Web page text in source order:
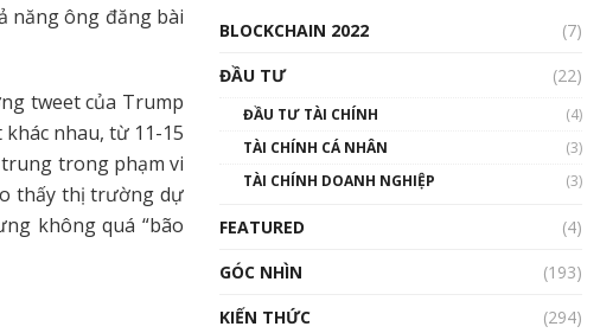
năng ông đăng bài
tweet của Trump
nhau, từ 11-15
trong phạm vi
thấy thị trường dự
không quá “bão
uptrend trong năm 2023? |
Phổ cập Blockchain
00:02:14
Nhìn lại năm 2022: Những
BLOCKCHAIN 2022
(7)
ĐẦU TƯ
(22)
ĐẦU TƯ TÀI CHÍNH
(4)
TÀI CHÍNH CÁ NHÂN
(3)
TÀI CHÍNH DOANH NGHIỆP
(3)
FEATURED
(4)
GÓC NHÌN
(193)
KIẾN THỨC
(294)